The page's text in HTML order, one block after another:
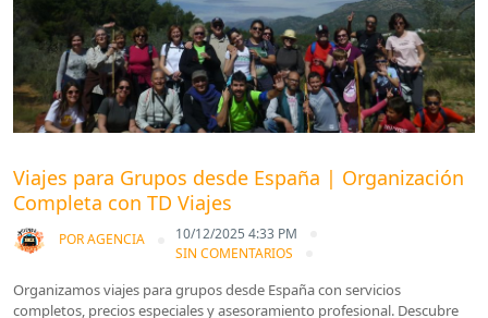
Viajes para Grupos desde España | Organización
Completa con TD Viajes
PORAGENCIA
10/12/2025 4:33 PM
SIN COMENTARIOS
Organizamos viajes para grupos desde España con servicios
completos, precios especiales y asesoramiento profesional. Descubre